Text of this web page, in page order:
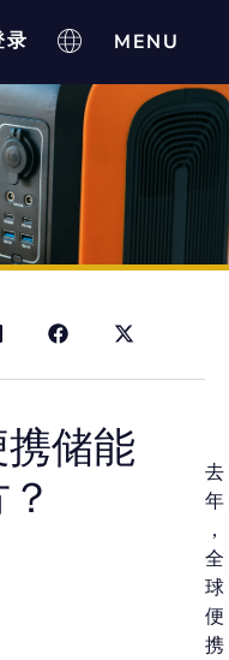
录
储能
去
年
，
全
球
便
携